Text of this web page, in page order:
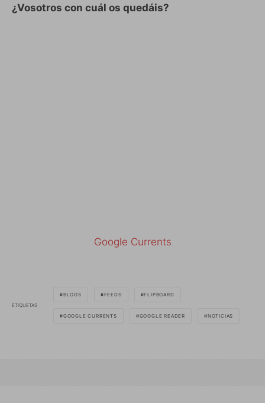
¿Vosotros con cuál os quedáis?
Google Currents
ETIQUETAS
BLOGS FEEDS FLIPBOARD
GOOGLE CURRENTS GOOGLE READER NOTICIAS